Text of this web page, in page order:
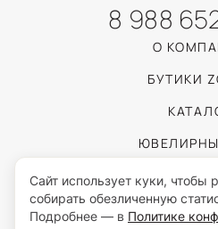
8 988
О
БУТИКИ
Сайт использует куки, чтобы
собирать обезличенную
Подробнее — в Политике